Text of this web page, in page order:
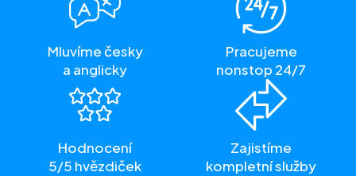
Mluvíme česky
a anglicky
Pracujeme
nonstop 24/7
Hodnocení
5/5 hvězdiček
Zajistíme
kompletní služby